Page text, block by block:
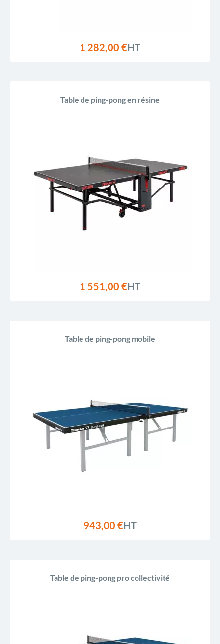
1 282,00 €HT
Table de ping-pong en résine
1 551,00 €HT
Table de ping-pong mobile
943,00 €HT
Table de ping-pong pro collectivité